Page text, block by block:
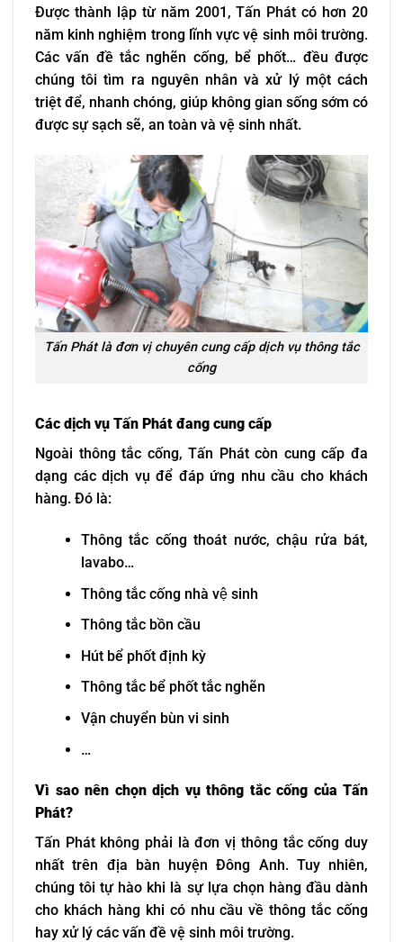
Được thành lập từ năm 2001, Tấn Phát có hơn 20
năm kinh nghiệm trong lĩnh vực vệ sinh môi trường.
Các vấn đề tắc nghẽn cống, bể phốt… đều được
chúng tôi tìm ra nguyên nhân và xử lý một cách
triệt để, nhanh chóng, giúp không gian sống sớm có
được sự sạch sẽ, an toàn và vệ sinh nhất.
Tấn Phát là đơn vị chuyên cung cấp dịch vụ thông tắc
cống
Các dịch vụ Tấn Phát đang cung cấp
Ngoài thông tắc cống, Tấn Phát còn cung cấp đa
dạng các dịch vụ để đáp ứng nhu cầu cho khách
hàng. Đó là:
Thông tắc cống thoát nước, chậu rửa bát,
lavabo…
Thông tắc cống nhà vệ sinh
Thông tắc bồn cầu
Hút bể phốt định kỳ
Thông tắc bể phốt tắc nghẽn
Vận chuyển bùn vi sinh
…
Vì sao nên chọn dịch vụ thông tắc cống của Tấn
Phát?
Tấn Phát không phải là đơn vị thông tắc cống duy
nhất trên địa bàn huyện Đông Anh. Tuy nhiên,
chúng tôi tự hào khi là sự lựa chọn hàng đầu dành
cho khách hàng khi có nhu cầu về thông tắc cống
hay xử lý các vấn đề vệ sinh môi trường.